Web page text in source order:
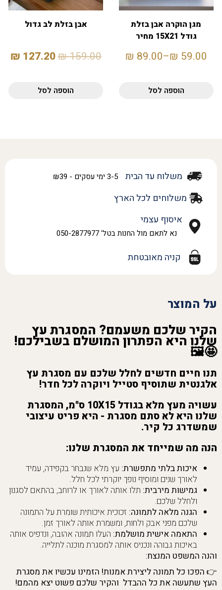
מגן הוקרה אבן בזלת
גודל 15X21 מחיר
59.00
₪
–
89.00
₪
הוספה לסל
אבן בזלת לב גדול
159.00
₪
127.20
₪
הוספה לסל
משלוח עד הבית 3-5 ימי עסקים - ₪39
משלוחים לכל הארץ
איסוף עצמי
נא לתאם מול החנות בטל' 050-2877977
קניה מאובטחת
על המוצר
הקיר שלכם משעמם? המסגרת עץ
שלנו היא הפתרון המושלם בשבילכם!
🤩🖼️
תנו חיים חדשים לחלל שלכם עם מסגרת עץ
אלגנטית שתוסיף סטייל ויוקרה לכל חדר!
עשויה מעץ מלא בגודל 10X15 ס"מ, המסגרת
שלנו היא לא סתם מסגרת - היא פריט עיצובי
שמשדרג כל קיר.
הנה מה שמייחד את המסגרת שלנו:
איכות בלתי מתפשרת: עץ מלא שנבחר בקפידה, עמיד
לאורך שנים ומוסיף נופך יוקרתי לכל חלל.
גמישות מירבית: תלו אותה לאורך או לרוחב, בהתאם לסגנון
ולחלל שלכם.
הגנה מלאה לתמונה: זכוכית איכותית שומרת על התמונה
שלכם מפני אבק ולחות, ומשמרת אותה לאורך זמן.
התאמה אישית מושלמת: העלו תמונה אהובה, ונדפיס אותה
באיכות גבוהה ונכניס אותה למסגרת מוכנה לתלייה.
והנה המשפט המנצח:
👉 הפכו כל תמונה ליצירת אמנות! הזמינו עכשיו את מסגרת
העץ שתעשה את כל ההבדל והקיר שלכם פשוט יצא מהמם!